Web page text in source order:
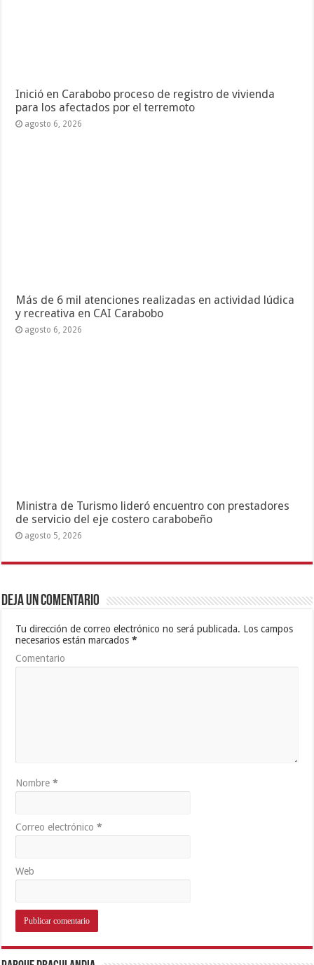
Inició en Carabobo proceso de registro de vivienda
para los afectados por el terremoto
agosto 6, 2026
Más de 6 mil atenciones realizadas en actividad lúdica
y recreativa en CAI Carabobo
agosto 6, 2026
Ministra de Turismo lideró encuentro con prestadores
de servicio del eje costero carabobeño
agosto 5, 2026
Deja un comentario
Tu dirección de correo electrónico no será publicada. Los campos
necesarios están marcados*
Comentario
Nombre*
Correo electrónico*
Web